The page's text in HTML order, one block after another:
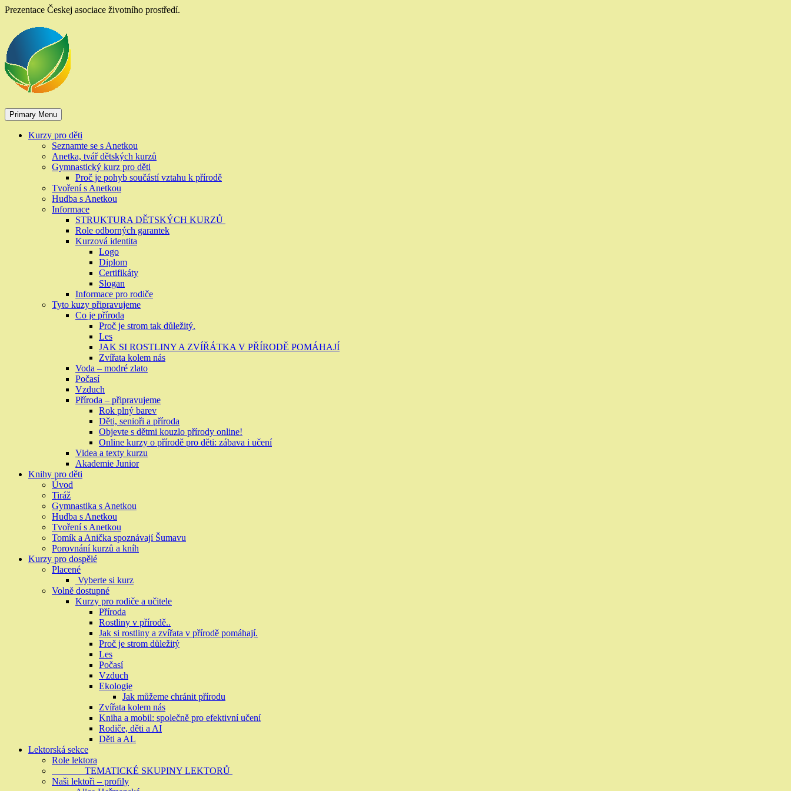
Skip
content
Prezentace Českej asociace životního prostředí.
Primary Menu
Kurzy pro děti
Seznamte se s Anetkou
Anetka, tvář dětských kurzů
Gymnastický kurz pro děti
Proč je pohyb součástí vztahu k přírodě
Tvoření s Anetkou
Hudba s Anetkou
Informace
STRUKTURA DĚTSKÝCH KURZŮ
Role odborných garantek
Kurzová identita
Logo
Diplom
Certifikáty
Slogan
Informace pro rodiče
Tyto kuzy připravujeme
Co je příroda
Proč je strom tak důležitý.
Les
JAK SI ROSTLINY A ZVÍŘÁTKA V PŘÍRODĚ POMÁHAJÍ
Zvířata kolem nás
Voda – modré zlato
Počasí
Vzduch
Příroda – připravujeme
Rok plný barev
Děti, senioři a příroda
Objevte s dětmi kouzlo přírody online!
Online kurzy o přírodě pro děti: zábava i učení
Videa a texty kurzu
Akademie Junior
Knihy pro děti
Úvod
Tiráž
Gymnastika s Anetkou
Hudba s Anetkou
Tvoření s Anetkou
Tomík a Anička spoznávají Šumavu
Porovnání kurzů a kníh
Kurzy pro dospělé
Placené
Vyberte si kurz
Volně dostupné
Kurzy pro rodiče a učitele
Příroda
Rostliny v přírodě..
Jak si rostliny a zvířata v přírodě pomáhají.
Proč je strom důležitý
Les
Počasí
Vzduch
Ekologie
Jak můžeme chránit přírodu
Zvířata kolem nás
Kniha a mobil: společně pro efektivní učení
Rodiče, děti a AI
Děti a AL
Lektorská sekce
Role lektora
TEMATICKÉ SKUPINY LEKTORŮ
Naši lektoři – profily